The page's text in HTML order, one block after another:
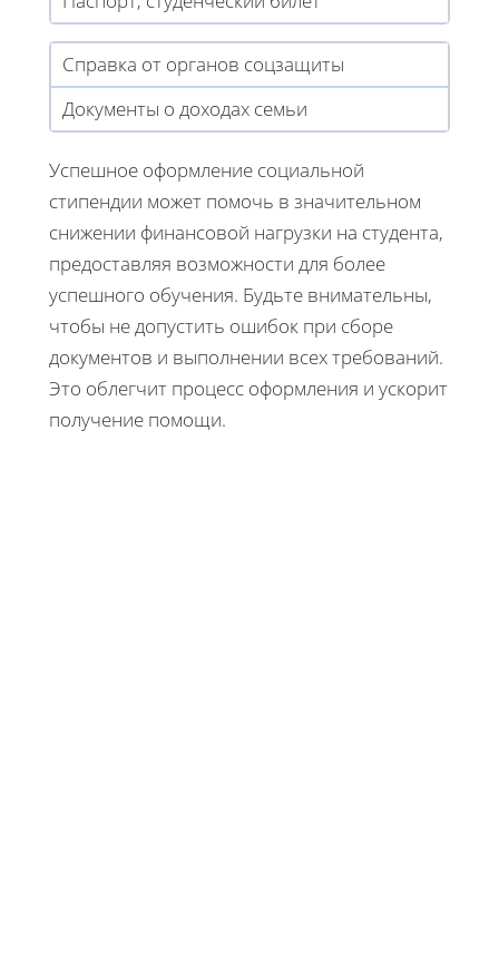
Справка от органов соцзащиты
Документы о доходах семьи
Успешное оформление социальной
стипендии может помочь в значительном
снижении финансовой нагрузки на студента,
предоставляя возможности для более
успешного обучения. Будьте внимательны,
чтобы не допустить ошибок при сборе
документов и выполнении всех требований.
Это облегчит процесс оформления и ускорит
получение помощи.